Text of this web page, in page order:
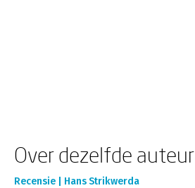
Over dezelfde auteur
Recensie | Hans Strikwerda